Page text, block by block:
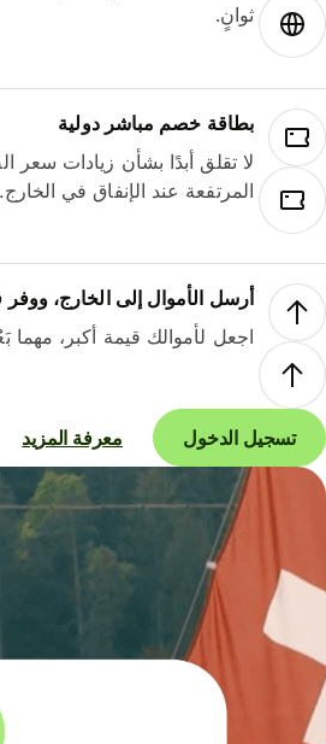
ثوانٍ.
بطاقة خصم مباشر دولية
لا تقلق أبدًا بشأن زيادات سعر
المرتفعة عند الإنفاق في الخارج.
أرسل الأموال إلى الخارج، ووفر
اجعل لأموالك قيمة أكبر، مهما
تسجيل الدخول معرفة المزيد